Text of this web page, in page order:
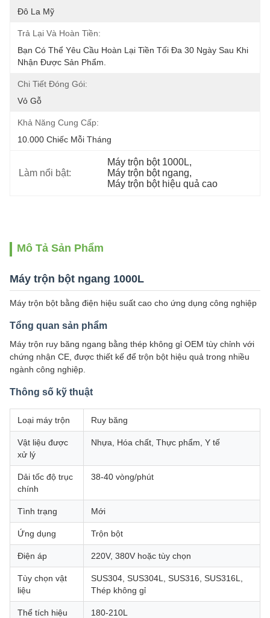
Đô La Mỹ
Trả Lại Và Hoàn Tiền:
Bạn Có Thể Yêu Cầu Hoàn Lại Tiền Tối Đa 30 Ngày Sau Khi
Nhận Được Sản Phẩm.
Chi Tiết Đóng Gói:
Vỏ Gỗ
Khả Năng Cung Cấp:
10.000 Chiếc Mỗi Tháng
Làm nổi bật:
Máy trộn bột 1000L,
Máy trộn bột ngang,
Máy trộn bột hiệu quả cao
Mô Tả Sản Phẩm
Máy trộn bột ngang 1000L
Máy trộn bột bằng điện hiệu suất cao cho ứng dụng công nghiệp
Tổng quan sản phẩm
Máy trộn ruy băng ngang bằng thép không gỉ OEM tùy chỉnh với
chứng nhận CE, được thiết kế để trộn bột hiệu quả trong nhiều
ngành công nghiệp.
Thông số kỹ thuật
Loại máy trộn Ruy băng
Vật liệu được
xử lý
Nhựa, Hóa chất, Thực phẩm, Y tế
Dải tốc độ trục
chính
38-40 vòng/phút
Tình trạng Mới
Ứng dụng Trộn bột
Điện áp 220V, 380V hoặc tùy chọn
Tùy chọn vật
liệu
SUS304, SUS304L, SUS316, SUS316L,
Thép không gỉ
Thể tích hiệu
180-210L